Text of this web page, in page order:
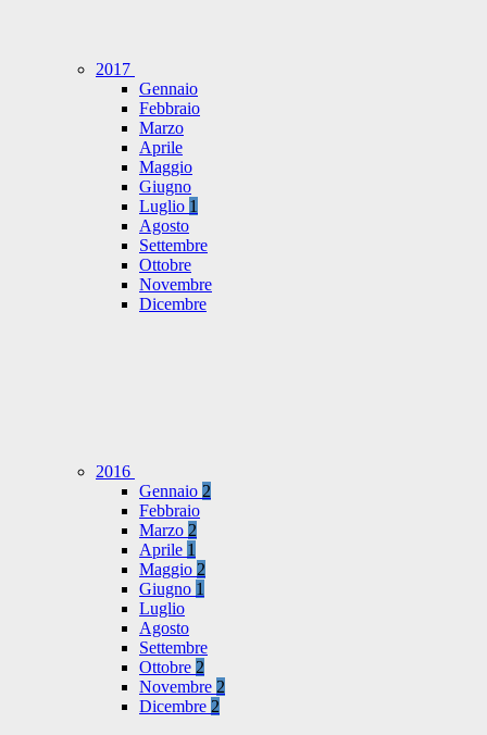
2017
Gennaio
Febbraio
Marzo
Aprile
Maggio
Giugno
Luglio 1
Agosto
Settembre
Ottobre
Novembre
Dicembre
2016
Gennaio 2
Febbraio
Marzo 2
Aprile 1
Maggio 2
Giugno 1
Luglio
Agosto
Settembre
Ottobre 2
Novembre 2
Dicembre 2